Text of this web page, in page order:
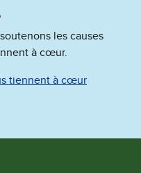
les causes
à cœur.
tiennent à cœur